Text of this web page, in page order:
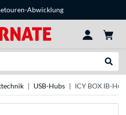
Abwicklung
USB-Hubs ICY BOX IB-